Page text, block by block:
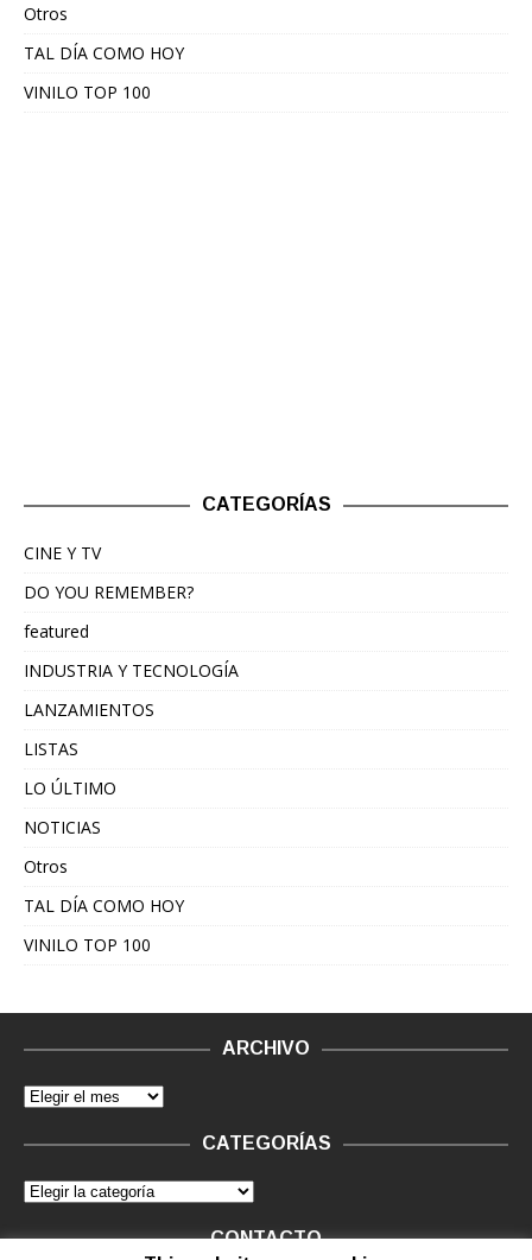
Otros
TAL DÍA COMO HOY
VINILO TOP 100
CATEGORÍAS
CINE Y TV
DO YOU REMEMBER?
featured
INDUSTRIA Y TECNOLOGÍA
LANZAMIENTOS
LISTAS
LO ÚLTIMO
NOTICIAS
Otros
TAL DÍA COMO HOY
VINILO TOP 100
ARCHIVO
CATEGORÍAS
CONTACTO